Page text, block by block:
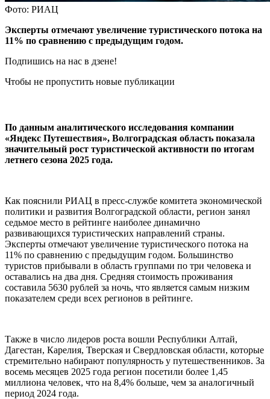
Фото: РИАЦ
Эксперты отмечают увеличение туристического потока на
11% по сравнению с предыдущим годом.
Подпишись на нас в дзене!
Чтобы не пропустить новые публикации
По данным аналитического исследования компании
«Яндекс Путешествия», Волгоградская область показала
значительный рост туристической активности по итогам
летнего сезона 2025 года.
Как пояснили РИАЦ в пресс-службе комитета экономической
политики и развития Волгоградской области, регион занял
седьмое место в рейтинге наиболее динамично
развивающихся туристических направлений страны.
Эксперты отмечают увеличение туристического потока на
11% по сравнению с предыдущим годом. Большинство
туристов прибывали в область группами по три человека и
оставались на два дня. Средняя стоимость проживания
составила 5630 рублей за ночь, что является самым низким
показателем среди всех регионов в рейтинге.
Также в число лидеров роста вошли Республики Алтай,
Дагестан, Карелия, Тверская и Свердловская области, которые
стремительно набирают популярность у путешественников. За
восемь месяцев 2025 года регион посетили более 1,45
миллиона человек, что на 8,4% больше, чем за аналогичный
период 2024 года.